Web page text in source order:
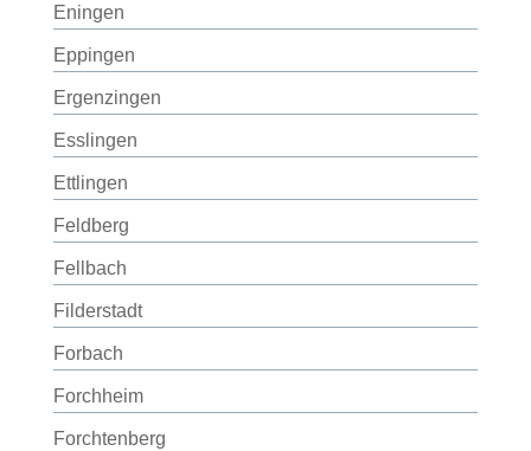
Eningen
Eppingen
Ergenzingen
Esslingen
Ettlingen
Feldberg
Fellbach
Filderstadt
Forbach
Forchheim
Forchtenberg